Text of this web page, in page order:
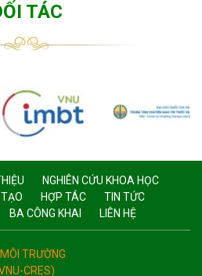
TÁC
NGHIÊN CỨU KHOA HỌC
HỢP TÁC
TIN TỨC
BA CÔNG KHAI LIÊN HỆ
TRƯỜNG
CRES)